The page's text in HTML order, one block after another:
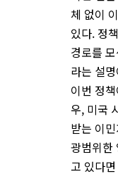
체 없이
있다. 정
경로를
라는 설
이번 정
우, 미국
받는 이
광범위한
고 있다